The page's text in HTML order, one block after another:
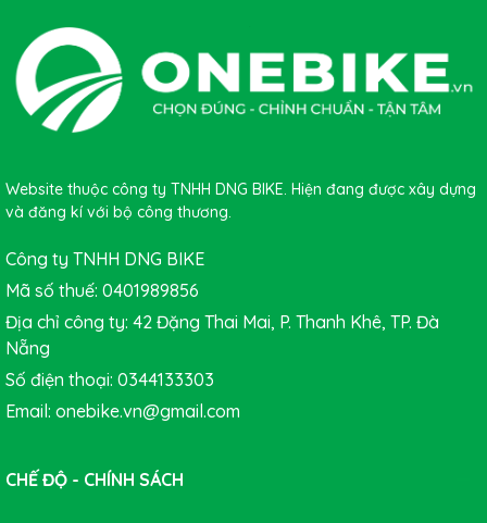
Tay đề lắc SHIMANO SHIMANO SORA ST-R3000
Website thuộc công ty TNHH DNG BIKE. Hiện đang được xây dựng
và đăng kí với bộ công thương.
Công ty TNHH DNG BIKE
Mã số thuế: 0401989856
Địa chỉ công ty: 42 Đặng Thai Mai, P. Thanh Khê, TP. Đà
Nẵng
Số điện thoại: 0344133303
Email: onebike.vn@gmail.com
CHẾ ĐỘ - CHÍNH SÁCH